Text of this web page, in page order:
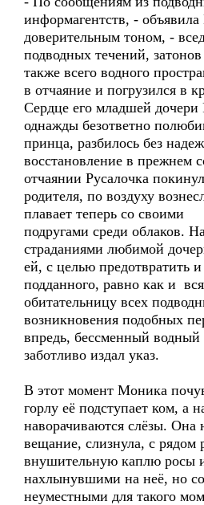
информагентств, -
доверительным тоном, -
подводных течений,
также всего водного
в отчаяние и погрузился в
Сердце его младшей дочери
однажды безответно
принца, разбилось без
восстановление в прежнем
отчаянии Русалочка
родителя, по воздуху
плавает теперь со своими
подругами среди облаков.
страданиями любимой
ей, с целью предотвратить
подданного, равно как и
обитательницу всех
возникновения подобных
впредь, бессменный водный
заботливо издал указ.
В этот момент Моника
горлу её подступает ком, а
наворачиваются слёзы. Она
вещание, слизнула, с рядом
внушительную каплю росы
нахлынувшими на неё, но
неуместными для такого